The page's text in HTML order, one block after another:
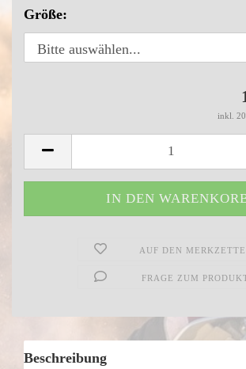
Größe:
inkl.
AUF DEN
FRAGE ZUM
Beschreibung